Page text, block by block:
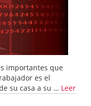
importantes que
es el
su casa a su … Leer